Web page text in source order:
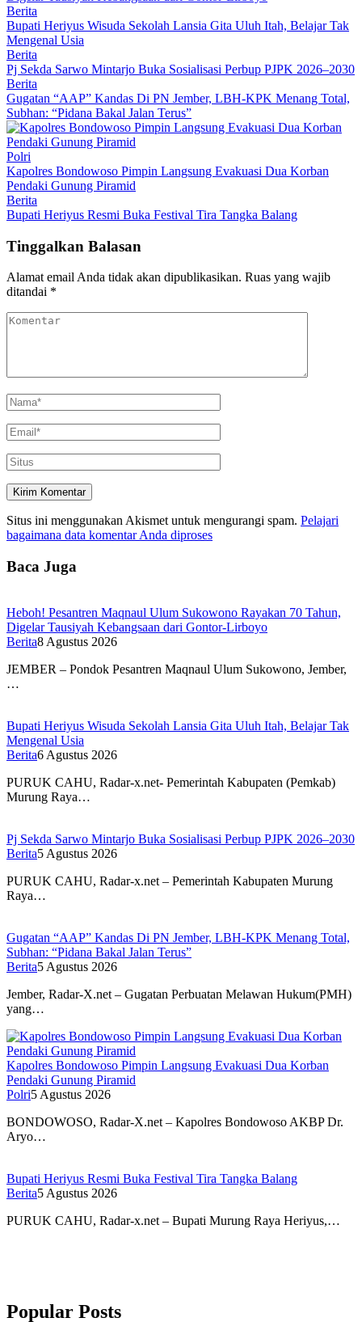
Berita
Bupati Heriyus Wisuda Sekolah Lansia Gita Uluh Itah, Belajar Tak
Mengenal Usia
Berita
Pj Sekda Sarwo Mintarjo Buka Sosialisasi Perbup PJPK 2026–2030
Berita
Gugatan “AAP” Kandas Di PN Jember, LBH-KPK Menang Total,
Subhan: “Pidana Bakal Jalan Terus”
Polri
Kapolres Bondowoso Pimpin Langsung Evakuasi Dua Korban
Pendaki Gunung Piramid
Berita
Bupati Heriyus Resmi Buka Festival Tira Tangka Balang
Tinggalkan Balasan
Alamat email Anda tidak akan dipublikasikan. Ruas yang wajib
ditandai *
Situs ini menggunakan Akismet untuk mengurangi spam. Pelajari
bagaimana data komentar Anda diproses
Baca Juga
Heboh! Pesantren Maqnaul Ulum Sukowono Rayakan 70 Tahun,
Digelar Tausiyah Kebangsaan dari Gontor-Lirboyo
Berita8 Agustus 2026
JEMBER – Pondok Pesantren Maqnaul Ulum Sukowono, Jember,
…
Bupati Heriyus Wisuda Sekolah Lansia Gita Uluh Itah, Belajar Tak
Mengenal Usia
Berita6 Agustus 2026
PURUK CAHU, Radar-x.net- Pemerintah Kabupaten (Pemkab)
Murung Raya…
Pj Sekda Sarwo Mintarjo Buka Sosialisasi Perbup PJPK 2026–2030
Berita5 Agustus 2026
PURUK CAHU, Radar-x.net – Pemerintah Kabupaten Murung
Raya…
Gugatan “AAP” Kandas Di PN Jember, LBH-KPK Menang Total,
Subhan: “Pidana Bakal Jalan Terus”
Berita5 Agustus 2026
Jember, Radar-X.net – Gugatan Perbuatan Melawan Hukum(PMH)
yang…
Kapolres Bondowoso Pimpin Langsung Evakuasi Dua Korban
Pendaki Gunung Piramid
Polri5 Agustus 2026
BONDOWOSO, Radar-X.net – Kapolres Bondowoso AKBP Dr.
Aryo…
Bupati Heriyus Resmi Buka Festival Tira Tangka Balang
Berita5 Agustus 2026
PURUK CAHU, Radar-x.net – Bupati Murung Raya Heriyus,…
Popular Posts